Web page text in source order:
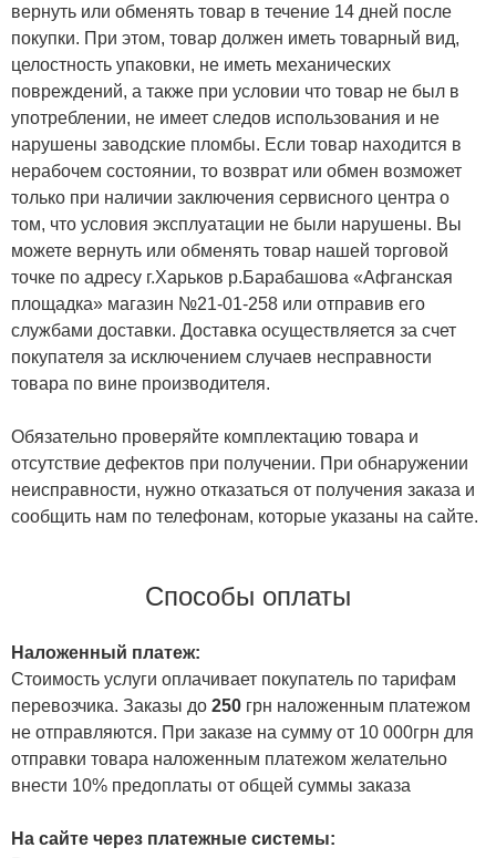
вернуть или обменять товар в течение 14 дней после
покупки. При этом, товар должен иметь товарный вид,
целостность упаковки, не иметь механических
повреждений, а также при условии что товар не был в
употреблении, не имеет следов использования и не
нарушены заводские пломбы. Если товар находится в
нерабочем состоянии, то возврат или обмен возможет
только при наличии заключения сервисного центра о
том, что условия эксплуатации не были нарушены. Вы
можете вернуть или обменять товар нашей торговой
точке по адресу г.Харьков р.Барабашова «Афганская
площадка» магазин №21-01-258 или отправив его
службами доставки. Доставка осуществляется за счет
покупателя за исключением случаев несправности
товара по вине производителя.
Обязательно проверяйте комплектацию товара и
отсутствие дефектов при получении. При обнаружении
неисправности, нужно отказаться от получения заказа и
сообщить нам по телефонам, которые указаны на сайте.
Способы оплаты
Наложенный платеж:
Стоимость услуги оплачивает покупатель по тарифам
перевозчика. Заказы до 250 грн наложенным платежом
не отправляются. При заказе на сумму от 10 000грн для
отправки товара наложенным платежом желательно
внести 10% предоплаты от общей суммы заказа
На сайте через платежные системы: